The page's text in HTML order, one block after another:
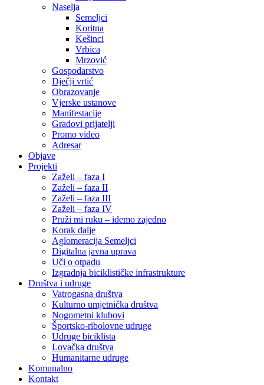
Naselja
Semeljci
Koritna
Kešinci
Vrbica
Mrzović
Gospodarstvo
Dječji vrtić
Obrazovanje
Vjerske ustanove
Manifestacije
Gradovi prijatelji
Promo video
Adresar
Objave
Projekti
Zaželi – faza I
Zaželi – faza II
Zaželi – faza III
Zaželi – faza IV
Pruži mi ruku – idemo zajedno
Korak dalje
Aglomeracija Semeljci
Digitalna javna uprava
Uči o otpadu
Izgradnja biciklističke infrastrukture
Društva i udruge
Vatrogasna društva
Kulturno umjetnička društva
Nogometni klubovi
Športsko-ribolovne udruge
Udruge biciklista
Lovačka društva
Humanitarne udruge
Komunalno
Kontakt